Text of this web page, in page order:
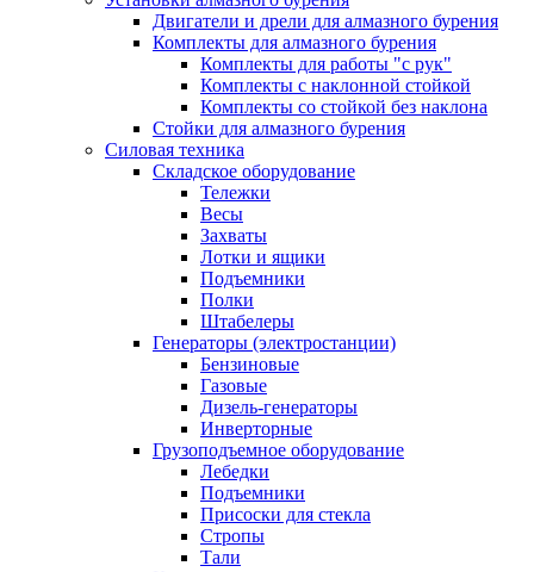
Двигатели и дрели для алмазного бурения
Комплекты для алмазного бурения
Комплекты для работы "с рук"
Комплекты с наклонной стойкой
Комплекты со стойкой без наклона
Стойки для алмазного бурения
Силовая техника
Складское оборудование
Тележки
Весы
Захваты
Лотки и ящики
Подъемники
Полки
Штабелеры
Генераторы (электростанции)
Бензиновые
Газовые
Дизель-генераторы
Инверторные
Грузоподъемное оборудование
Лебедки
Подъемники
Присоски для стекла
Стропы
Тали